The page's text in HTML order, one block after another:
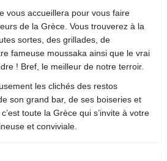
vous accueillera pour vous faire
de la Grèce. Vous trouverez à la
sortes, des grillades, de
fameuse moussaka ainsi que le vrai
! Bref, le meilleur de notre terroir.
les clichés des restos
son grand bar, de ses boiseries et
toute la Grèce qui s’invite à votre
et conviviale.